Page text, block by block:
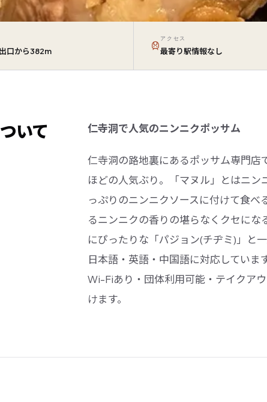
口から382m
アクセス
最寄り駅情報なし
いて 仁寺洞で人気のニンニクポッサム
仁寺洞の路地裏にあるポッサム専門店
ほどの人気ぶり。「マヌル」とはニ
っぷりのニンニクソースに付けて食
るニンニクの香りの堪らなくクセにな
にぴったりな「パジョン(チヂミ)」と
日本語・英語・中国語に対応していま
Wi-Fiあり・団体利用可能・テイクア
けます。